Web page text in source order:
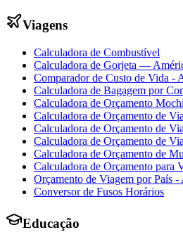
Viagens
Calculadora de Combustível
Calculadora de Gorjeta —
Comparador de Custo de Vida -
Calculadora de Bagagem por
Calculadora de Orçamento
Calculadora de Orçamento de
Calculadora de Orçamento de
Calculadora de Orçamento de
Calculadora de Orçamento de
Calculadora de Orçamento para
Orçamento de Viagem por País -
Conversor de Fusos Horários
Educação